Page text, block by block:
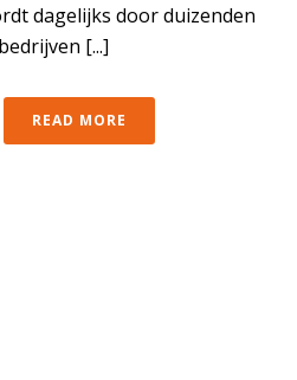
dagelijks door duizenden
[...]
READ MORE